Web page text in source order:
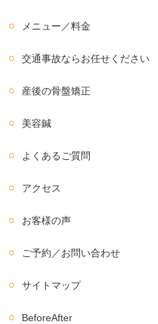
メニュー／料金
交通事故ならお任せください
産後の骨盤矯正
美容鍼
よくあるご質問
アクセス
お客様の声
ご予約／お問い合わせ
サイトマップ
BeforeAfter